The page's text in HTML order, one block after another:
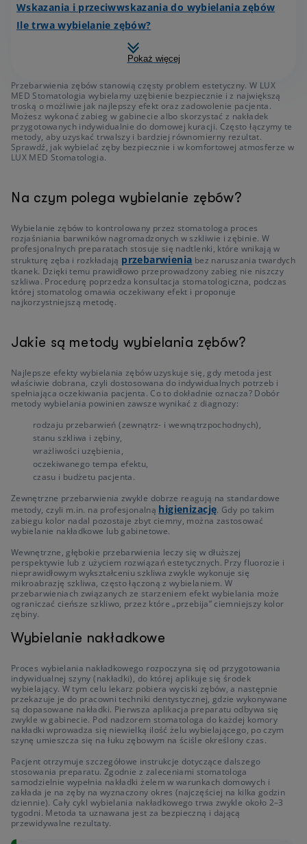
Wskazania i przeciwwskazania do wybielania zębów
Ile trwa wybielanie zębów?
Pokaż więcej
Przebarwienia zębów stanowią częsty problem estetyczny. W LUX
MED Stomatologia wybielamy uzębienie bezpiecznie i z największą
troską o możliwie jak najlepszy efekt oraz zadowolenie pacjenta.
Możesz wykonać zabieg w gabinecie albo skorzystać z nakładek
przygotowanych indywidualnie do domowej kuracji. Często łączymy te
metody, aby uzyskać trwalszy i bardziej równomierny rezultat.
Sprawdź, jak wybielać zęby bezpiecznie i w komfortowej atmosferze w
LUX MED Stomatologia.
Na czym polega wybielanie zębów?
Wybielanie zębów to kontrolowany przez stomatologa proces
rozjaśniania barwników nagromadzonych w szkliwie i zębinie. W
profesjonalnych preparatach stosuje się nadtlenki, które wnikają w
strukturę zęba i rozkładają przebarwienia bez naruszania twardych
tkanek. Dzięki temu prawidłowo przeprowadzony zabieg nie niszczy
szkliwa. Procedurę poprzedza konsultacja stomatologiczna, podczas
której stomatolog omawia oczekiwany efekt i proponuje
najkorzystniejszą metodę.
Jakie są metody wybielania zębów?
Najlepsze efekty wybielania zębów uzyskuje się, gdy metoda jest
właściwie dobrana, czyli dostosowana do indywidualnych potrzeb i
spełniająca oczekiwania pacjenta. Co to dokładnie oznacza? Dobór
metody wybielania powinien zawsze wynikać z diagnozy:
rodzaju przebarwień (zewnątrz- i wewnątrzpochodnych),
stanu szkliwa i zębiny,
wrażliwości uzębienia,
oczekiwanego tempa efektu,
czasu i budżetu pacjenta.
Zewnętrzne przebarwienia zwykle dobrze reagują na standardowe
metody, czyli m.in. na profesjonalną higienizację. Gdy po takim
zabiegu kolor nadal pozostaje zbyt ciemny, można zastosować
wybielanie nakładkowe lub gabinetowe.
Wewnętrzne, głębokie przebarwienia leczy się w dłuższej
perspektywie lub z użyciem rozwiązań estetycznych. Przy fluorozie i
nieprawidłowym wykształceniu szkliwa zwykle wykonuje się
mikroabrazję szkliwa, często łączoną z wybielaniem. W
przebarwieniach związanych ze starzeniem efekt wybielania może
ograniczać cieńsze szkliwo, przez które „przebija” ciemniejszy kolor
zębiny.
Wybielanie nakładkowe
Proces wybielania nakładkowego rozpoczyna się od przygotowania
indywidualnej szyny (nakładki), do której aplikuje się środek
wybielający. W tym celu lekarz pobiera wyciski zębów, a następnie
przekazuje je do pracowni techniki dentystycznej, gdzie wykonywane
są dopasowane nakładki. Pierwsza aplikacja preparatu odbywa się
zwykle w gabinecie. Pod nadzorem stomatologa do każdej komory
nakładki wprowadza się niewielką ilość żelu wybielającego, po czym
szynę umieszcza się na łuku zębowym na ściśle określony czas.
Pacjent otrzymuje szczegółowe instrukcje dotyczące dalszego
stosowania preparatu. Zgodnie z zaleceniami stomatologa
samodzielnie wypełnia nakładki żelem w warunkach domowych i
zakłada je na zęby na wyznaczony okres (najczęściej na kilka godzin
dziennie). Cały cykl wybielania nakładkowego trwa zwykle około 2–3
tygodni. Metoda ta uznawana jest za bezpieczną i dającą
przewidywalne rezultaty.